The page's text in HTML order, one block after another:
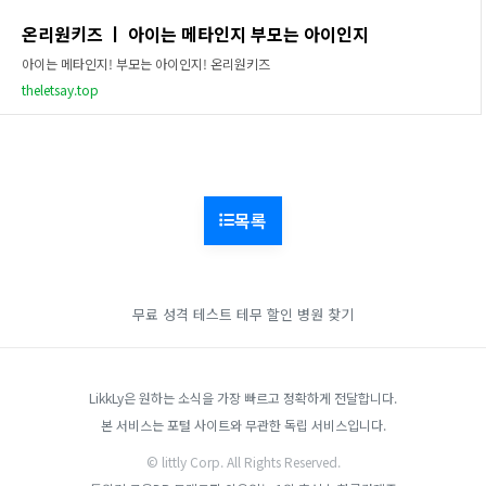
온리원키즈 ㅣ 아이는 메타인지 부모는 아이인지
아이는 메타인지! 부모는 아이인지! 온리원키즈
theletsay.top
목록
무료 성격 테스트 테무 할인 병원 찾기
LikkLy은 원하는 소식을 가장 빠르고 정확하게 전달합니다.
본 서비스는 포털 사이트와 무관한 독립 서비스입니다.
© littly Corp. All Rights Reserved.